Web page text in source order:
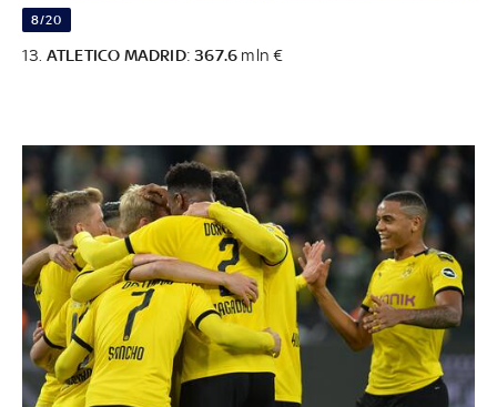
8/20
13. ATLETICO MADRID:367.6 mln €